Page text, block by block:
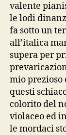
valente
le lodi
fa sotto un
all’italica
supera per
mio prezioso
questi
colorito del
violaceo ed
le mordaci